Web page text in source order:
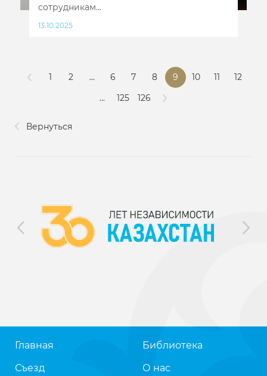
сотрудникам...
13.10.2025
Вернуться
1 2 ... 6 7 8 9 10 11
12
...
125 126
Главная
Съезд
Библиотека
О нас